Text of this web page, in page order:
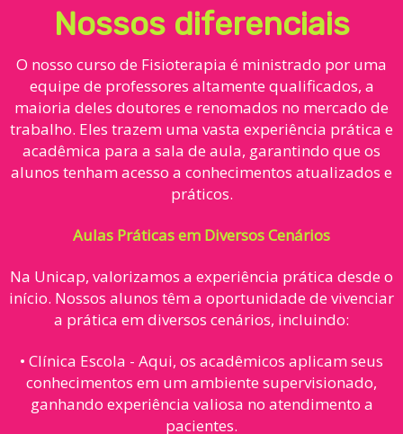
Nossos diferenciais
O nosso curso de Fisioterapia é ministrado por uma
equipe de professores altamente qualificados, a
maioria deles doutores e renomados no mercado de
trabalho. Eles trazem uma vasta experiência prática e
acadêmica para a sala de aula, garantindo que os
alunos tenham acesso a conhecimentos atualizados e
práticos.
Aulas Práticas em Diversos Cenários
Na Unicap, valorizamos a experiência prática desde o
início. Nossos alunos têm a oportunidade de vivenciar
a prática em diversos cenários, incluindo:
• Clínica Escola - Aqui, os acadêmicos aplicam seus
conhecimentos em um ambiente supervisionado,
ganhando experiência valiosa no atendimento a
pacientes.